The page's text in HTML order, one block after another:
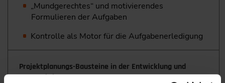
„Mundgerechtes“ und motivierendes
Formulieren der Aufgaben
Kontrolle als Motor für die Aufgabenerledigung
Projektplanungs-Bausteine in der Entwicklung und
Konstruktion